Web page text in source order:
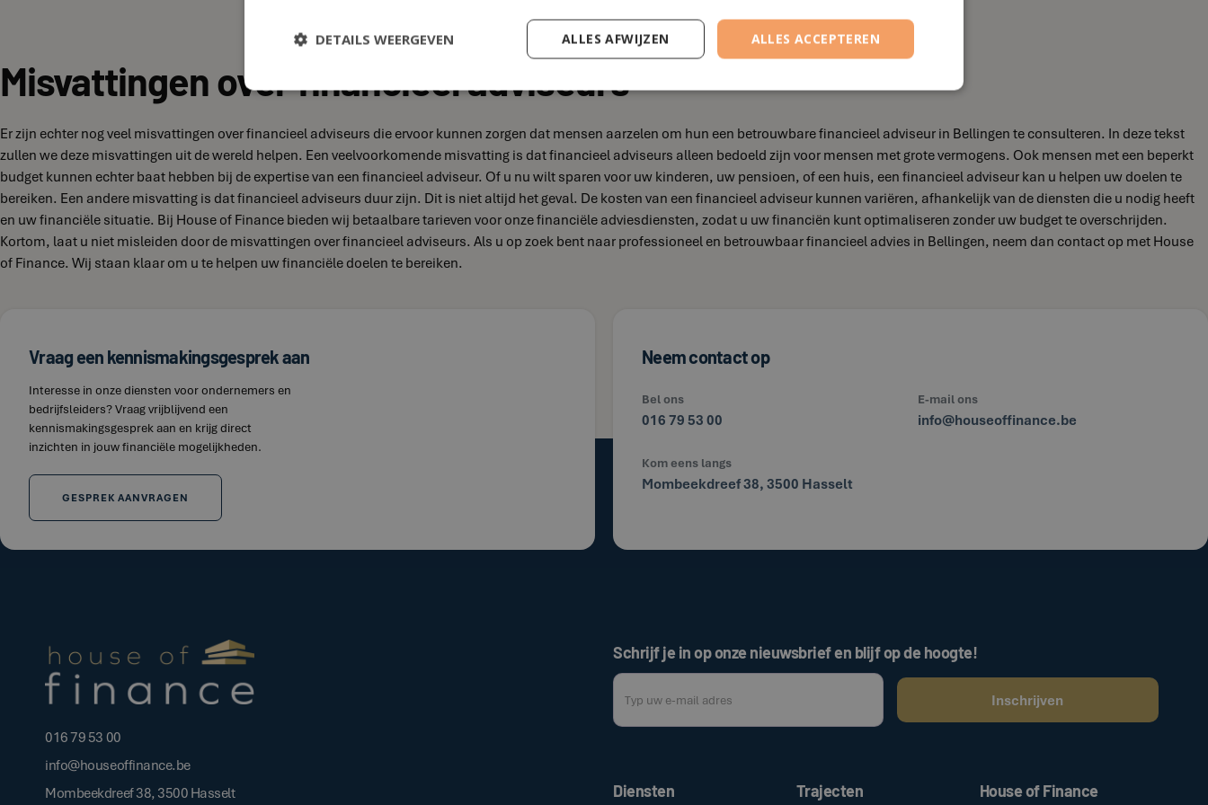
Misvattingen over financieel adviseurs
Er zijn echter nog veel misvattingen over financieel adviseurs die ervoor kunnen zorgen dat mensen aarzelen om hun een betrouwbare financieel adviseur in Bellingen te consulteren. In deze tekst
zullen we deze misvattingen uit de wereld helpen. Een veelvoorkomende misvatting is dat financieel adviseurs alleen bedoeld zijn voor mensen met grote vermogens. Ook mensen met een beperkt
budget kunnen echter baat hebben bij de expertise van een financieel adviseur. Of u nu wilt sparen voor uw kinderen, uw pensioen, of een huis, een financieel adviseur kan u helpen uw doelen te
bereiken. Een andere misvatting is dat financieel adviseurs duur zijn. Dit is niet altijd het geval. De kosten van een financieel adviseur kunnen variëren, afhankelijk van de diensten die u nodig heeft
en uw financiële situatie. Bij House of Finance bieden wij betaalbare tarieven voor onze financiële adviesdiensten, zodat u uw financiën kunt optimaliseren zonder uw budget te overschrijden.
Kortom, laat u niet misleiden door de misvattingen over financieel adviseurs. Als u op zoek bent naar professioneel en betrouwbaar financieel advies in Bellingen, neem dan contact op met House
of Finance. Wij staan klaar om u te helpen uw financiële doelen te bereiken.
Vraag een kennismakingsgesprek aan
Interesse in onze diensten voor ondernemers en
bedrijfsleiders? Vraag vrijblijvend een
kennismakingsgesprek aan en krijg direct
inzichten in jouw financiële mogelijkheden.
GESPREK AANVRAGEN
Neem contact op
Bel ons
016 79 53 00
E-mail ons
info@houseoffinance.be
Kom eens langs
Mombeekdreef 38, 3500 Hasselt
016 79 53 00
info@houseoffinance.be
Mombeekdreef 38, 3500 Hasselt
Schrijf je in op onze nieuwsbrief en blijf op de hoogte!
Diensten Trajecten House of Finance
ALLES ACCEPTEREN
ALLES AFWIJZEN
DETAILS WEERGEVEN